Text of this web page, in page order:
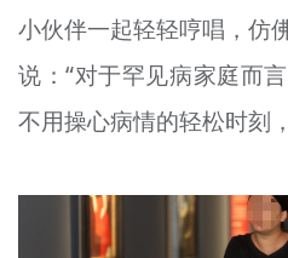
小伙伴一起轻轻哼唱，仿
说：“对于罕见病家庭而
不用操心病情的轻松时刻